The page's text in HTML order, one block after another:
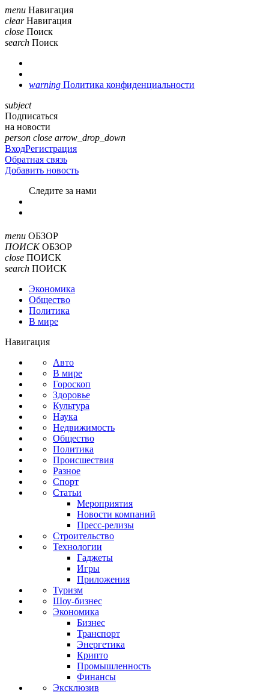
menu Навигация
clear Навигация
close Поиск
search Поиск
warning Политика конфиденциальности
subject
Подписаться
на новости
person close arrow_drop_down
ВходРегистрация
Обратная связь
Добавить новость
Cледите за нами
menu ОБЗОР
ПОИСК ОБЗОР
close ПОИСК
search ПОИСК
Экономика
Общество
Политика
В мире
Навигация
Авто
В мире
Гороскоп
Здоровье
Культура
Наука
Недвижимость
Общество
Политика
Происшествия
Разное
Спорт
Статьи
Мероприятия
Новости компаний
Пресс-релизы
Строительство
Технологии
Гаджеты
Игры
Приложения
Туризм
Шоу-бизнес
Экономика
Бизнес
Транспорт
Энергетика
Крипто
Промышленность
Финансы
Эксклюзив